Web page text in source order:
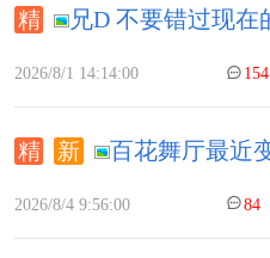
兄D 不要错过现在
2026/8/1 14:14:00 154
百花舞厅最近
2026/8/4 9:56:00 84